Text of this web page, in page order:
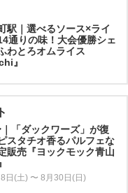
駅｜選べるソース×ライ
通りの味！大会優勝シェ
わとろオムライス
』
「ダックワーズ」が復
スタチオ香るパルフェな
販売『ヨックモック青山
日(土) 〜 8月30日(日)